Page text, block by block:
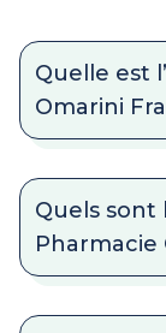
Quelle est
Omarini
Quels sont
Pharmacie